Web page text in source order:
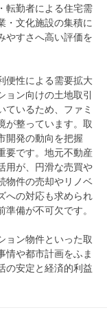
転勤者による住宅需
・文化施設の集積に
やすさへ高い評価を
便性による需要拡大
ョン向けの土地取引
ているため、ファミ
が整っています。取
開発の動向を把握
要です。地元不動産
用が、円滑な売買や
物件の売却やリノベ
への対応も求められ
備が不可欠です。
ョン物件といった取
情や都市計画をふま
の安定と経済的利益